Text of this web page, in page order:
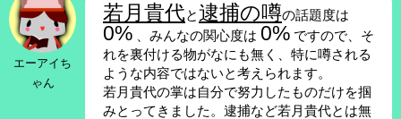
エーアイち
ゃん
若月貴代と逮捕の噂の話題度は
0% 、みんなの関心度は 0% ですので、そ
れを裏付ける物がなにも無く、特に噂される
ような内容ではないと考えられます。
若月貴代の掌は自分で努力したものだけを掴
みとってきました。逮捕など若月貴代とは無